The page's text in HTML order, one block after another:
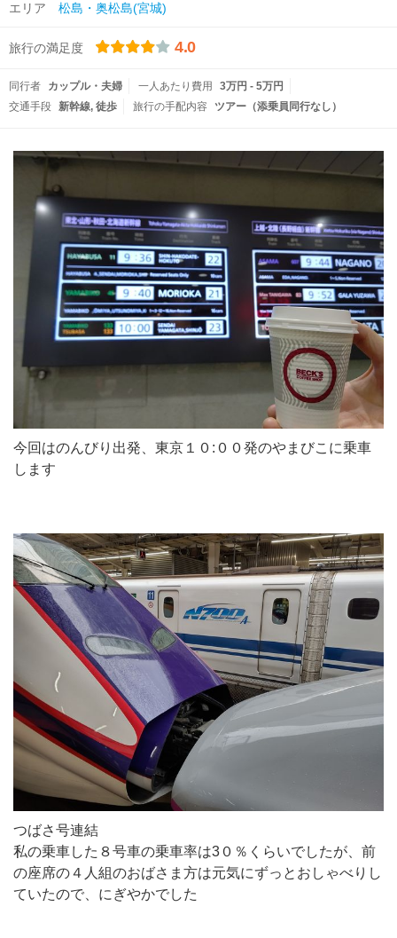
エリア 松島・奥松島(宮城)
旅行の満足度 4.0
同行者 カップル・夫婦 一人あたり費用
3万円 - 5万円
交通手段 新幹線 徒歩 旅行の手配内容 ツアー（添乗員同行なし）
今回はのんびり出発、東京１０:００発のやまびこに乗車
します
つばさ号連結
私の乗車した８号車の乗車率は3０％くらいでしたが、前
の座席の４人組のおばさま方は元気にずっとおしゃべりし
ていたので、にぎやかでした